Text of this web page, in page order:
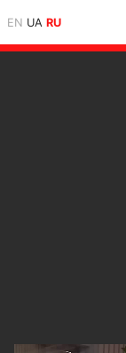
EN UA RU